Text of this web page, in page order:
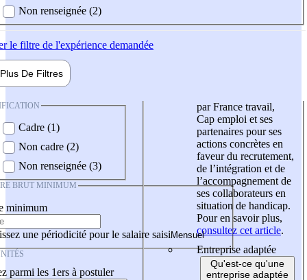
Non renseignée (2)
le filtre de l'expérience demandée
Plus De Filtres
Cadre (1)
Non cadre (2)
Non renseignée (3)
BRUT MINIMUM
minimum
une périodicité pour le salaire saisi
parmi les 1ers à postuler
par France travail,
Cap emploi et ses
partenaires pour ses
actions concrètes en
faveur du recrutement,
de l’intégration et de
l’accompagnement de
ses collaborateurs en
situation de handicap.
Pour en savoir plus,
consultez cet article.
Entreprise adaptée
Qu'est-ce qu'une
entreprise adaptée